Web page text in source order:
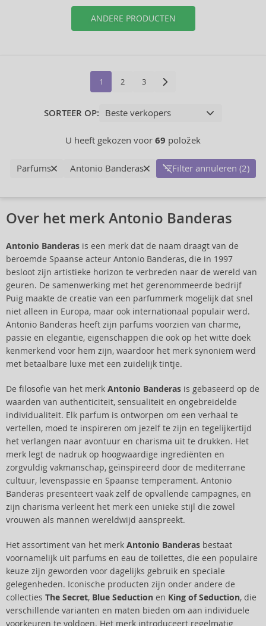
ANDERE PRODUCTEN
1 2 3
SORTEER OP:
U heeft gekozen voor 69 položek
Parfums Antonio Banderas Filter annuleren (2)
Over het merk Antonio Banderas
Antonio Banderas is een merk dat de naam draagt van de
beroemde Spaanse acteur Antonio Banderas, die in 1997
besloot zijn artistieke horizon te verbreden naar de wereld van
geuren. De samenwerking met het gerenommeerde bedrijf
Puig maakte de creatie van een parfummerk mogelijk dat snel
niet alleen in Europa, maar ook internationaal populair werd.
Antonio Banderas heeft zijn parfums voorzien van charme,
passie en elegantie, eigenschappen die ook op het witte doek
kenmerkend voor hem zijn, waardoor het merk synoniem werd
met betaalbare luxe met een zuidelijk tintje.
De filosofie van het merk Antonio Banderas is gebaseerd op de
waarden van authenticiteit, sensualiteit en ongebreidelde
individualiteit. Elk parfum is ontworpen om een verhaal te
vertellen, moed te inspireren om jezelf te zijn en tegelijkertijd
het verlangen naar avontuur en charisma uit te drukken. Het
merk legt de nadruk op hoogwaardige ingrediënten en
zorgvuldig vakmanschap, geïnspireerd door de mediterrane
cultuur, levenspassie en Spaanse temperament. Antonio
Banderas presenteert vaak zelf de opvallende campagnes, en
zijn charisma verleent het merk een unieke stijl die zowel
vrouwen als mannen wereldwijd aanspreekt.
Het assortiment van het merk Antonio Banderas bestaat
voornamelijk uit parfums en eau de toilettes, die een populaire
keuze zijn geworden voor dagelijks gebruik en speciale
gelegenheden. Iconische producten zijn onder andere de
collecties The Secret, Blue Seduction en King of Seduction, die
verschillende varianten en maten bieden om aan individuele
voorkeuren te voldoen. Het merk introduceert regelmatig